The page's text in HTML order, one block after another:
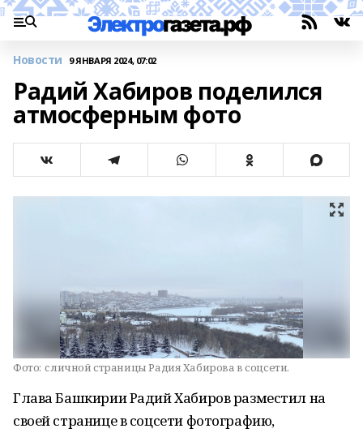
Новости 9 ЯНВАРЯ 2024, 07:02
Радий Хабиров поделился
атмосферным фото
Фото: c личной страницы Радия Хабирова в соцсети.
Глава Башкирии Радий Хабиров разместил на
своей странице в соцсети фотографию,